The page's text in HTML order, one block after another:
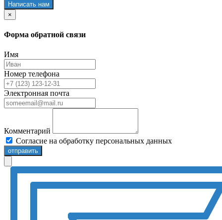
Написать нам
×
Форма обратной связи
Имя
Номер телефона
Электронная почта
Комментарий
Согласие на обработку персональных данных
отправить